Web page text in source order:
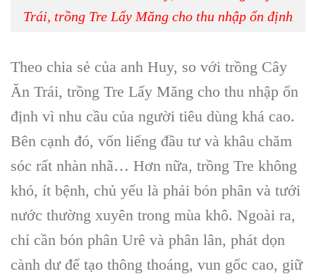
Trái, trồng Tre Lấy Măng cho thu nhập ổn định
Theo chia sẻ của anh Huy, so với trồng Cây
Ăn Trái, trồng Tre Lấy Măng cho thu nhập ổn
định vì nhu cầu của người tiêu dùng khá cao.
Bên cạnh đó, vốn liếng đầu tư và khâu chăm
sóc rất nhàn nhã… Hơn nữa, trồng Tre không
khó, ít bệnh, chủ yếu là phải bón phân và tưới
nước thường xuyên trong mùa khô. Ngoài ra,
chỉ cần bón phân Urê và phân lân, phát dọn
cành dư để tạo thông thoáng, vun gốc cao, giữ